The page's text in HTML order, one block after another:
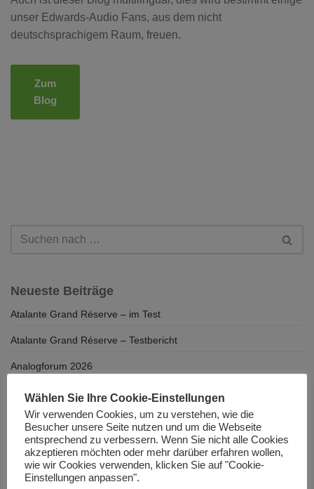
unser Edwards-Audio Fans, aus dem nicht
deutschsprachigem Raum, freuen.
Zum
Blog
Neueste Beiträge
Atalante Grand Réserve – im Test
Atalante Grand Réserve – Testbericht
Analogforum 2026
Davis Acoustics Courbet No 8 im Test
Atalante Grand Réserve
On every stage
Interview mit Jacky Lee
Wählen Sie Ihre Cookie-Einstellungen
Wir verwenden Cookies, um zu verstehen, wie die
Besucher unsere Seite nutzen und um die Webseite
entsprechend zu verbessern. Wenn Sie nicht alle Cookies
akzeptieren möchten oder mehr darüber erfahren wollen,
wie wir Cookies verwenden, klicken Sie auf "Cookie-
Einstellungen anpassen".